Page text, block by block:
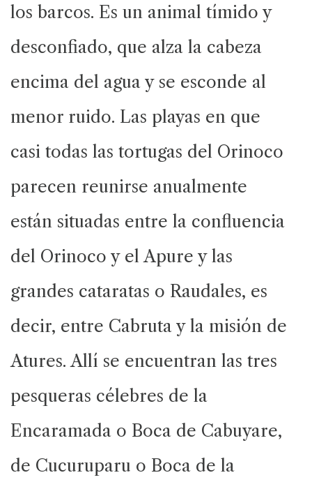
los barcos. Es un animal tímido y
desconfiado, que alza la cabeza
encima del agua y se esconde al
menor ruido. Las playas en que
casi todas las tortugas del Orinoco
parecen reunirse anualmente
están situadas entre la confluencia
del Orinoco y el Apure y las
grandes cataratas o Raudales, es
decir, entre Cabruta y la misión de
Atures. Allí se encuentran las tres
pesqueras célebres de la
Encaramada o Boca de Cabuyare,
de Cucuruparu o Boca de la